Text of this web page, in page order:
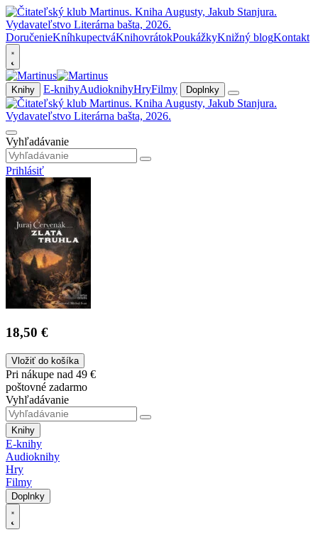
DoručenieKníhkupectváKnihovrátokPoukážkyKnižný blogKontakt
Knihy E-knihyAudioknihyHryFilmy Doplnky
Vyhľadávanie
Prihlásiť
18,50 €
Vložiť do košíka
Pri nákupe nad 49 €
poštovné zadarmo
Vyhľadávanie
Knihy
E-knihy
Audioknihy
Hry
Filmy
Doplnky